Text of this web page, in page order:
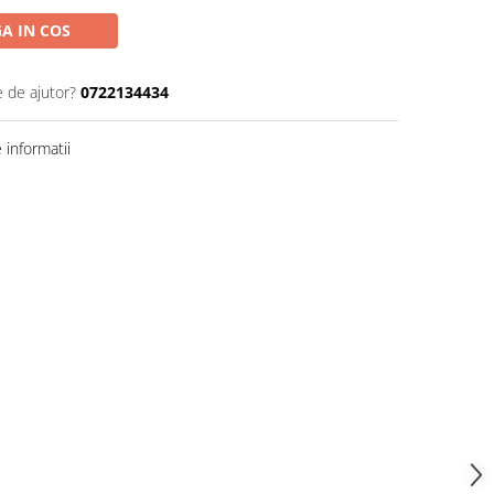
IN COS
de ajutor? 0722134434
informatii